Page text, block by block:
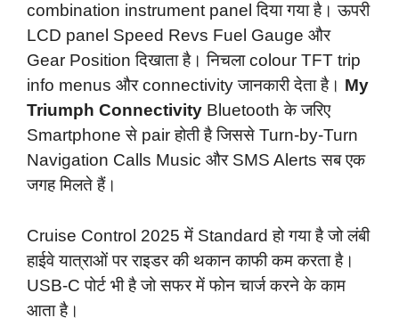
combination instrument panel दिया गया है। ऊपरी
LCD panel Speed Revs Fuel Gauge और
Gear Position दिखाता है। निचला colour TFT trip
info menus और connectivity जानकारी देता है। My
Triumph Connectivity Bluetooth के जरिए
Smartphone से pair होती है जिससे Turn-by-Turn
Navigation Calls Music और SMS Alerts सब एक
जगह मिलते हैं।
Cruise Control 2025 में Standard हो गया है जो लंबी
हाईवे यात्राओं पर राइडर की थकान काफी कम करता है।
USB-C पोर्ट भी है जो सफर में फोन चार्ज करने के काम
आता है।